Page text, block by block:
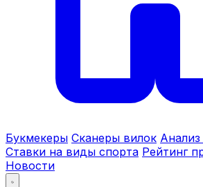
Букмекеры Сканеры вилок
Ставки на виды спорта Рейтинг
Новости